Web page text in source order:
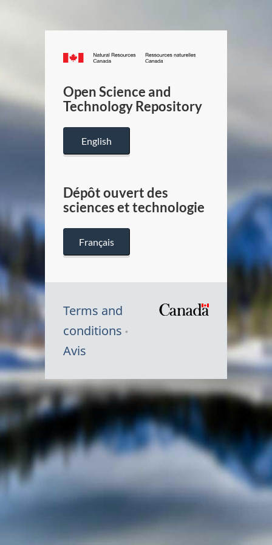
Canada.ca
/
Canada
Open Science and
Technology Repository
English
Dépôt ouvert des
sciences et technologie
Français
Terms and
conditions
Avis
Symbole
du
Canada